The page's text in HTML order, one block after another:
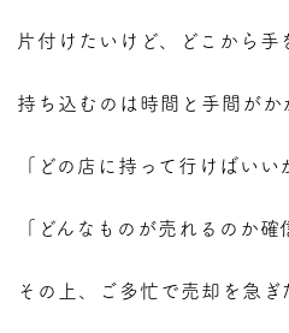
片付けたいけど、どこから
持ち込むのは時間と手間が
「どの店に持って行けばい
「どんなものが売れるのか
その上、ご多忙で売却を急